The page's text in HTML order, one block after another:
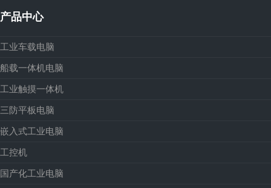
章:
产品中心
工业车载电脑
船载一体机电脑
工业触摸一体机
三防平板电脑
嵌入式工业电脑
工控机
国产化工业电脑